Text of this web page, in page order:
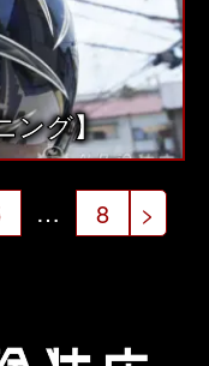
ング】
… 8 >